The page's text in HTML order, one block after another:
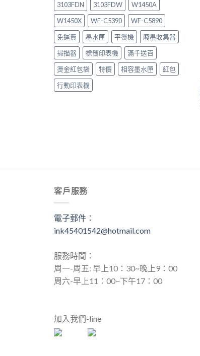
3103FDN
3103FDW
W1450A
W1450X
WF-C5390
WF-C5890
免運費
墨水匣 平燙機
廢墨收集器
掃描器
標籤印表機
滿千送百
燙金紅包袋
特價 相容墨水匣
紅包
行動印表機
客戶服務
電子郵件：
ink45401542@hotmail.com
服務時間：
周一-周五: 早上10：30~晚上9：00
周六-早上11：00~下午17：00
加入我們-line